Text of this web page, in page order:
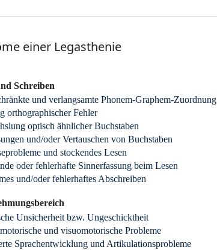
einer Legasthenie
Schreiben
und verlangsamte Phonem-Graphem-Zuordnung
orthographischer Fehler
optisch ähnlicher Buchstaben
und/oder Vertauschen von Buchstaben
und stockendes Lesen
oder fehlerhafte Sinnerfassung beim Lesen
und/oder fehlerhaftes Abschreiben
Unsicherheit bzw. Ungeschicktheit
und visuomotorische Probleme
Sprachentwicklung und Artikulationsprobleme